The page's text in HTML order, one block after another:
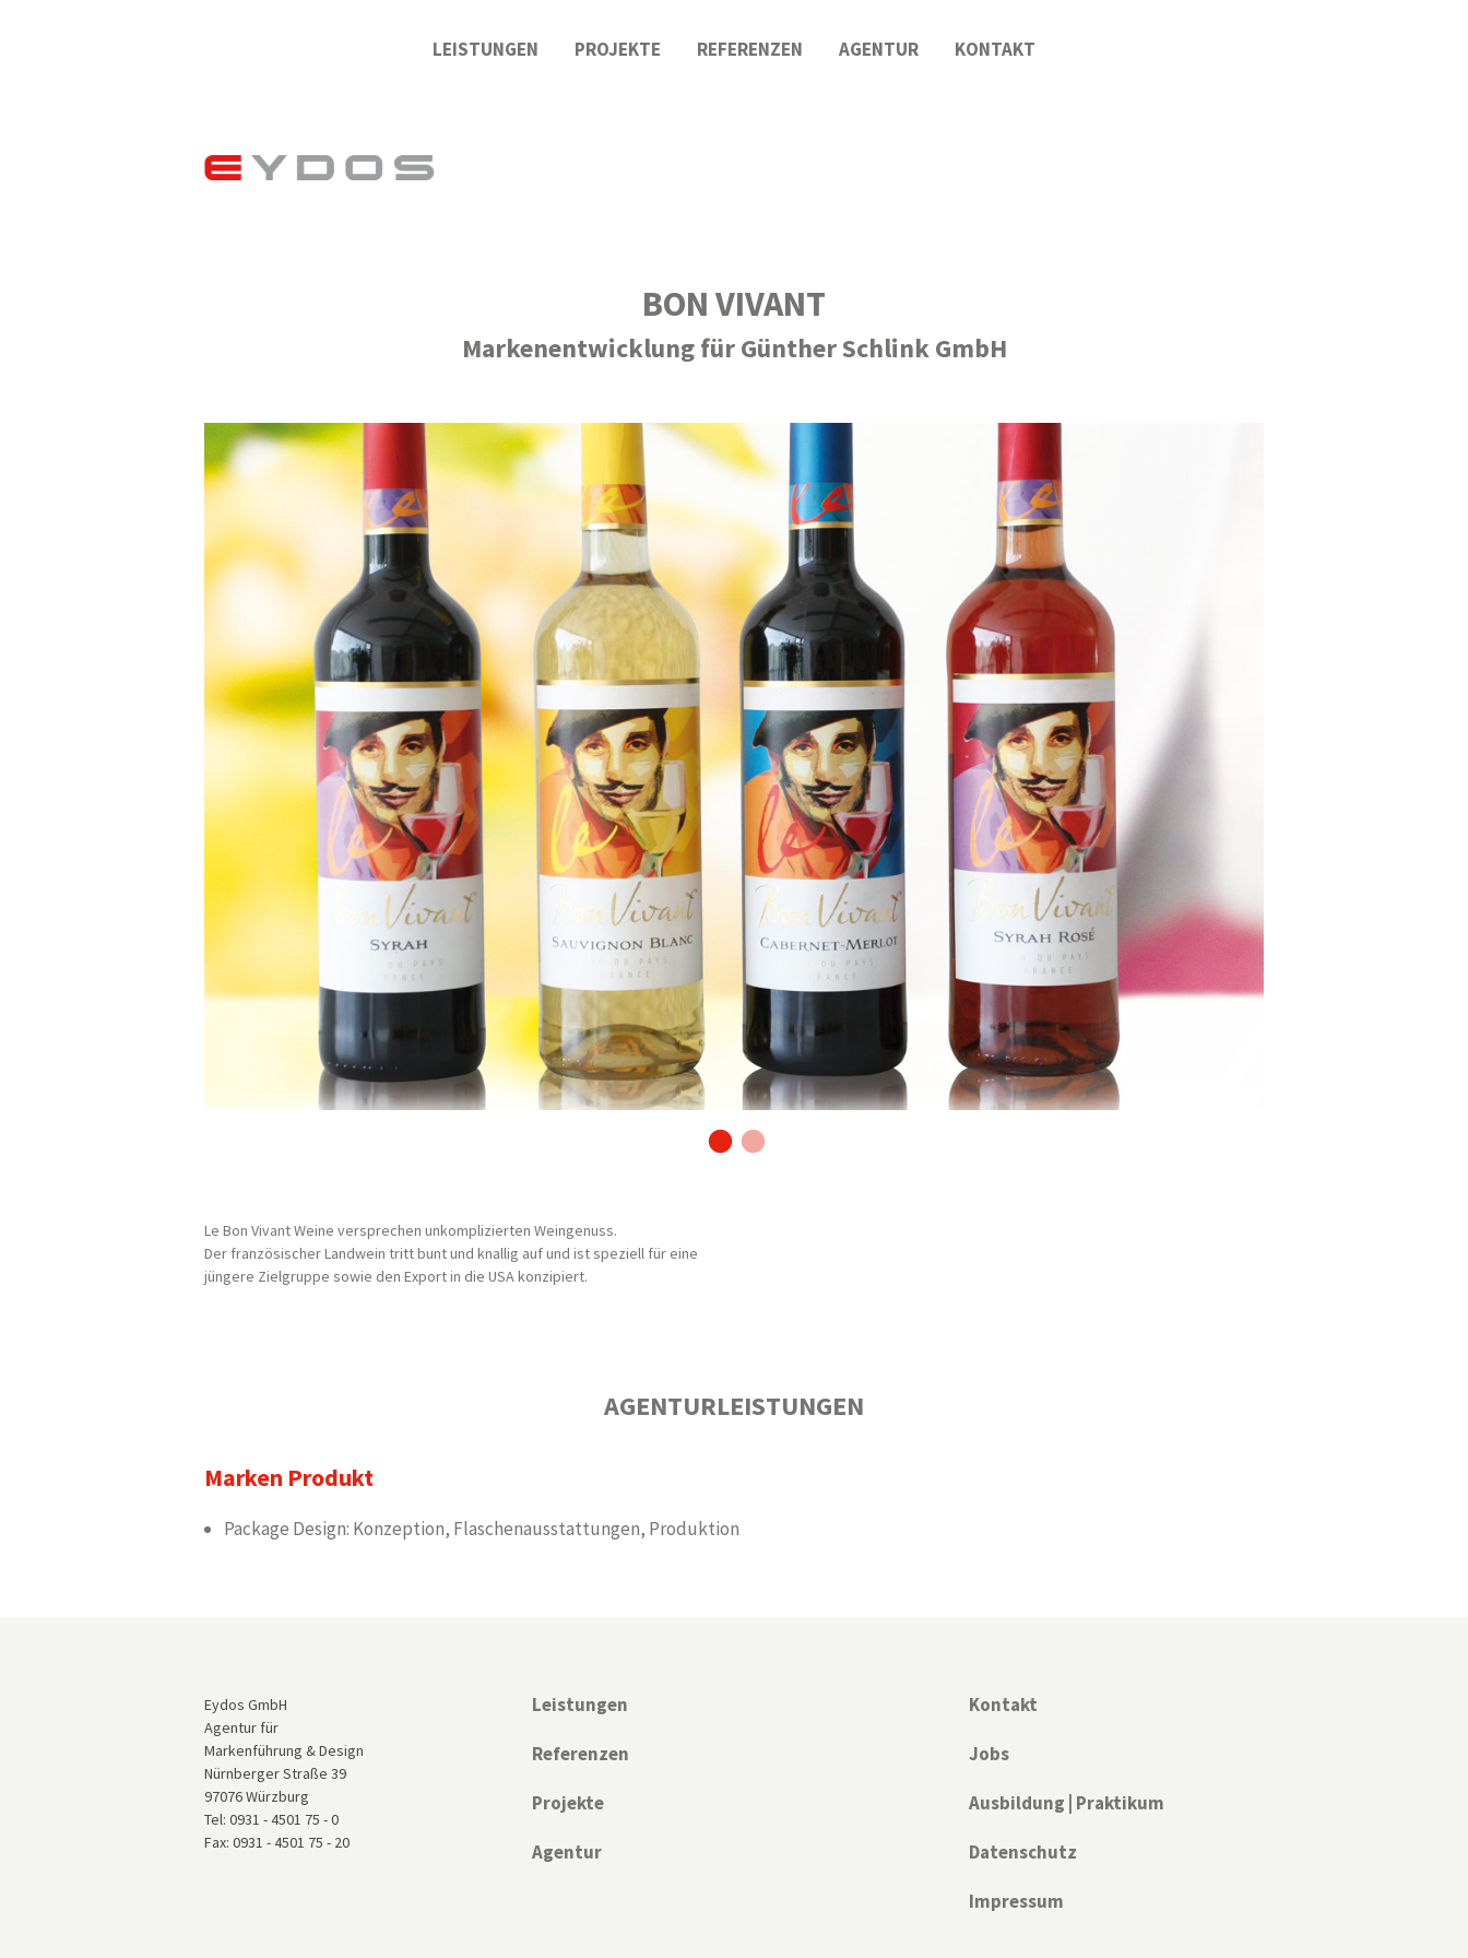
LEISTUNGEN PROJEKTE REFERENZEN AGENTUR KONTAKT
BON VIVANT
Markenentwicklung für Günther Schlink GmbH
Le Bon Vivant Weine versprechen unkomplizierten Weingenuss.
Der französischer Landwein tritt bunt und knallig auf und ist speziell für eine
jüngere Zielgruppe sowie den Export in die USA konzipiert.
AGENTURLEISTUNGEN
Marken Produkt
Package Design: Konzeption, Flaschenausstattungen, Produktion
Eydos GmbH
Agentur für
Markenführung & Design
Nürnberger Straße 39
97076 Würzburg
Tel: 0931 - 4501 75 - 0
Fax: 0931 - 4501 75 - 20
Leistungen
Referenzen
Projekte
Agentur
Kontakt
Jobs
Ausbildung | Praktikum
Datenschutz
Impressum